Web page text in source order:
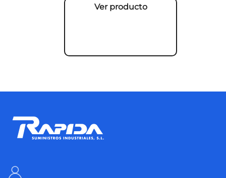
Ver producto